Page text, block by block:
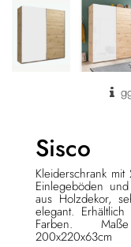
Sisco
Kleiderschrank
Einlegeböden
aus Holzdekor,
elegant.
Farben.
200x220x63cm